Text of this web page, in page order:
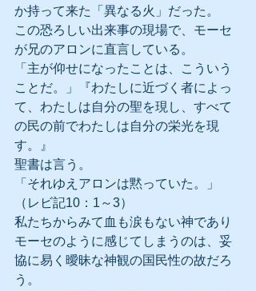
か持って来た「異なる火」だった。
この恐ろしい出来事の現場で、モーセ
が兄のアロンに直言している。
「主が仰せになったことは、こういう
ことだ。」『わたしに近づく者によっ
て、わたしは自分の聖を現し、すべて
の民の前でわたしは自分の栄光を現
す。』
聖書は言う。
「それゆえアロンは黙っていた。」
（レビ記10：1～3）
私たちからみて血も涙もない神であり
モーセのように感じてしまうのは、妥
協に易く曖昧な神観の国民性の故だろ
う。